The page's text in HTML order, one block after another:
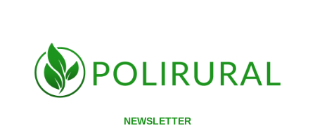
NEWSLETTER